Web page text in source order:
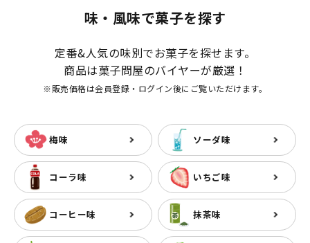
味・風味で菓子を探す
定番&人気の味別でお菓子を探せます。
商品は菓子問屋のバイヤーが厳選！
※販売価格は会員登録・ログイン後にご覧いただけます。
梅味 ソーダ味
コーラ味 いちご味
コーヒー味 抹茶味